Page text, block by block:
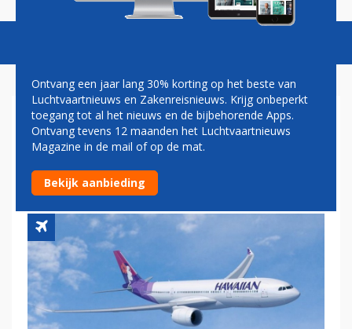
LANDINGSBAAN TOKIO
HANEDA DICHT NA
KLAPBANDEN A330
Ontvang een jaar lang 30% korting op het beste van
Luchtvaartnieuws en Zakenreisnieuws. Krijg onbeperkt
toegang tot al het nieuws en de bijbehorende Apps.
Ontvang tevens 12 maanden het Luchtvaartnieuws
Magazine in de mail of op de mat.
Bekijk aanbieding